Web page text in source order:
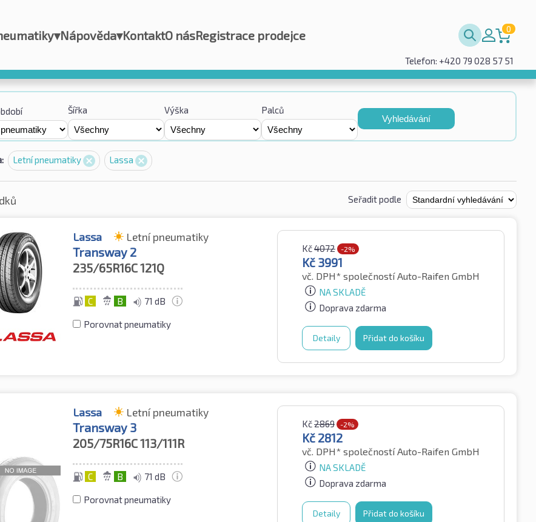
▾Nápověda▾KontaktO násRegistrace prodejce 0
Telefon: +420 79 028 57 51
Šířka Výška Palců
Vyhledávání
Letní pneumatiky Lassa
Seřadit podle
Lassa Letní pneumatiky
Transway 2
235/65R16C121Q
C B 71 dB
Porovnat pneumatiky
Kč4072 -2%
Kč 3991
vč. DPH* společností Auto-Raifen GmbH
NA SKLADĚ
Doprava zdarma
Detaily Přidat do košíku
Lassa Letní pneumatiky
Transway 3
205/75R16C113/111R
C B 71 dB
Porovnat pneumatiky
Kč2869 -2%
Kč 2812
vč. DPH* společností Auto-Raifen GmbH
NA SKLADĚ
Doprava zdarma
Detaily Přidat do košíku